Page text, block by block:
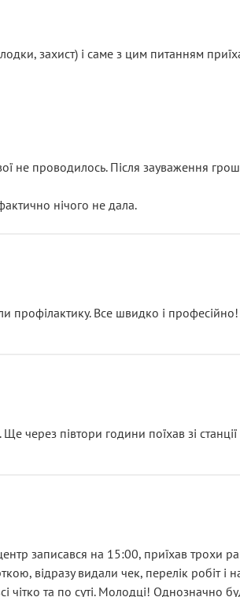
захист) і саме з цим питанням
не проводилось. Після зауваження
нічого не дала.
профілактику. Все швидко і професійно!
через півтори години поїхав зі станції
записався на 15:00, приїхав трохи
відразу видали чек, перелік робіт і
та по суті. Молодці! Однозначно